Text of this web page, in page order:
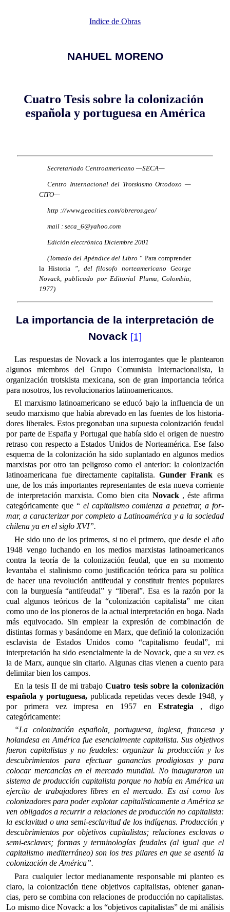
Indice de Obras
NAHUEL MORENO
Cuatro Tesis sobre la colonización
española y portuguesa en América
Secretariado Centroamericano —SECA—
Centro Internacional del Trotskismo Ortodoxo —
CITO—
http ://www.geocities.com/obreros.geo/
mail : seca_6@yahoo.com
Edición electrónica Diciembre 2001
(Tomado del Apéndice del Libro “ Para comprender
la Historia
”, del filosofo norteamericano George
Novack, publicado por Editorial Pluma, Colombia,
1977)
La importancia de la interpretación de
Novack [1]
Las respuestas de Novack a los interrogantes que le plantearon
algunos miembros del Grupo Comunista Internacionalista, la
organi­zación trotskista mexicana, son de gran importancia teórica
para nosotros, los revolucionarios latinoamericanos.
El marxismo latinoamericano se educó bajo la influencia de un
seudo marxismo que había abrevado en las fuentes de los historia­
dores liberales. Estos pregonaban una supuesta colonización feudal
por parte de España y Portugal que había sido el origen de nuestro
retraso con respecto a Estados Unidos de Norteamérica. Ese falso
esquema de la colonización ha sido suplantado en algunos medios
marxistas por otro tan peligroso como el anterior: la colonización
latinoamericana fue directamente capitalista.Gunder Frank es
une, de los más importantes representantes de esta nueva corriente
de interpretación marxista. Como bien cita Novack , éste afirma
categóricamente que “ el capitalismo comienza a penetrar, a for­
mar, a caracterizar por completo a Latinoamérica y a la sociedad
chilena ya en el siglo XVI”.
He sido uno de los primeros, si no el primero, que desde el año
1948 vengo luchando en los medios marxistas latinoamericanos
contra la teoría de la colonización feudal, que en su momento
levantaba el stalinismo como justificación teórica para su política
de hacer una revolución antifeudal y constituir frentes populares
con la burguesía “antifeudal” y “liberal”. Esa es la razón por la
cual algunos teóricos de la “colonización capitalista” me citan
como uno de los pioneros de la actual interpretación en boga. Nada
más equivocado. Sin emplear la expresión de combinación de
distintas formas y basándome en Marx, que definió la colonización
esclavista de Estados Unidos como “capitalismo feudal”, mi
interpretación ha sido esencialmente la de Novack, que a su vez es
la de Marx, aunque sin citarlo. Algunas citas vienen a cuento para
delimitar bien los campos.
En la tesis II de mi trabajoCuatro tesis sobre la colonización
española y portuguesa, publicada repetidas veces desde 1948, y
por primera vez impresa en 1957 en Estrategia , digo
categóricamente:
“La colonización española, portuguesa, inglesa, francesa y
holandesa en América fue esencialmente capitalista. Sus objetivos
fueron capitalistas y no feudales: organizar la producción y los
descubrimientos para efectuar ganancias prodigiosas y para
colocar mercancías en el mercado mundial. No inauguraron un
sistema de producción capitalista porque no había en América un
ejercito de trabajadores libres en el mercado. Es así como los
colonizadores para poder explotar capitalística­mente a América se
ven obligados a recurrir a relaciones de producción no capitalista:
la esclavitud o una semi‑esclavitud de los indígenas. Producción y
descubrimientos por objetivos capitalistas; relaciones esclavas o
semi‑esclavas; formas y terminologías feudales (al igual que el
capitalismo mediterráneo) son los tres pilares en que se asentó la
colonización de América”.
Para cualquier lector medianamente responsable mi planteo es
claro, la colonización tiene objetivos capitalistas, obtener ganan­
cias, pero se combina con relaciones de producción no capitalistas.
Lo mismo dice Novack: a los “objetivos capitalistas” de mi análisis